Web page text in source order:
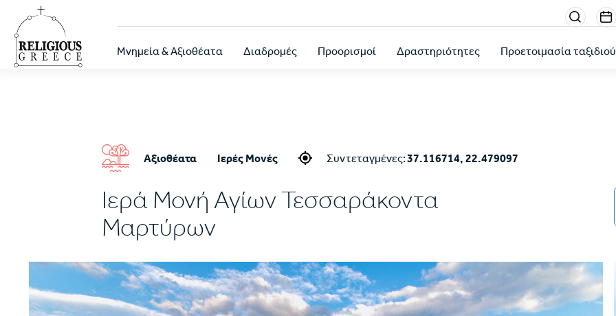
Παράκαμψη
προς
κυρίως
περιεχόμενο
Menu
right
Κεντρική
πλοήγηση
Μνημεία & Αξιοθέατα Διαδρομές Προορισμοί Δραστηριότητες Προετοιμασία ταξιδιού
Αξιοθέατα Ιερές Μονές Συντεταγμένες:37.116714, 22.479097
Ιερά Μονή Αγίων Τεσσαράκοντα
Μαρτύρων